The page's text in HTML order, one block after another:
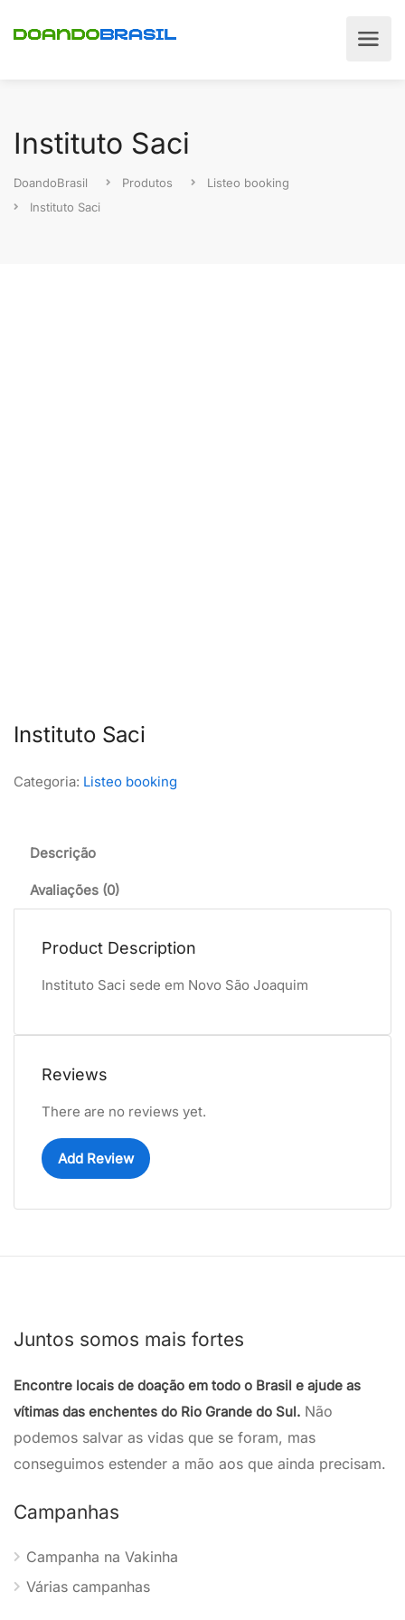
Instituto Saci
DoandoBrasil Produtos
Listeo booking
Instituto Saci
Instituto Saci
Categoria: Listeo booking
Descrição
Avaliações (0)
Product Description
Instituto Saci sede em Novo São Joaquim
Reviews
There are no reviews yet.
Add Review
Juntos somos mais fortes
Encontre locais de doação em todo o Brasil e ajude as
vítimas das enchentes do Rio Grande do Sul. Não
podemos salvar as vidas que se foram, mas
conseguimos estender a mão aos que ainda precisam.
Campanhas
Campanha na Vakinha
Várias campanhas